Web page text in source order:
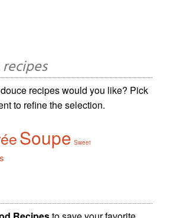
recipes would you like? Pick
to refine the selection.
Soupe Sweet